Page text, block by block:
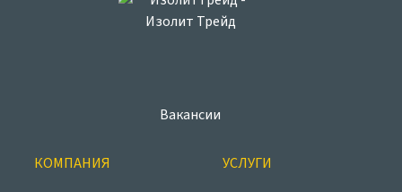
Вакансии
КОМПАНИЯ
УСЛУГИ